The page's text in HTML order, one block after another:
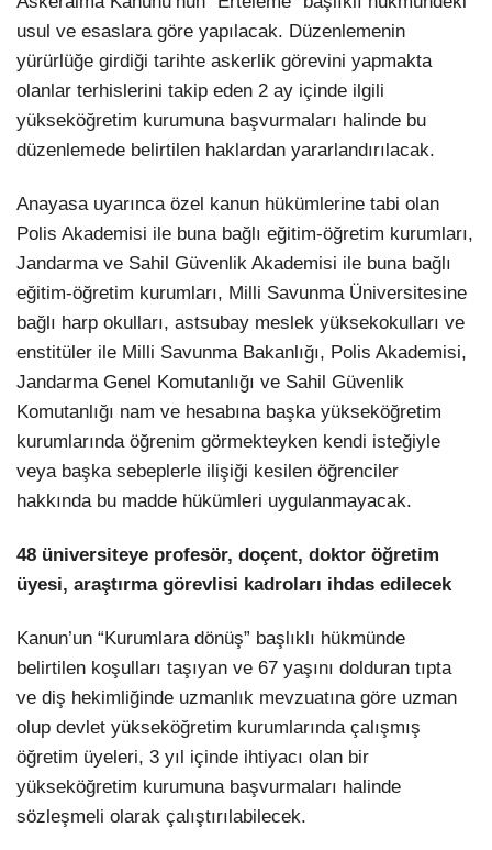
usul ve esaslara göre yapılacak. Düzenlemenin
yürürlüğe girdiği tarihte askerlik görevini yapmakta
olanlar terhislerini takip eden 2 ay içinde ilgili
yükseköğretim kurumuna başvurmaları halinde bu
düzenlemede belirtilen haklardan yararlandırılacak.
Anayasa uyarınca özel kanun hükümlerine tabi olan
Polis Akademisi ile buna bağlı eğitim-öğretim kurumları,
Jandarma ve Sahil Güvenlik Akademisi ile buna bağlı
eğitim-öğretim kurumları, Milli Savunma Üniversitesine
bağlı harp okulları, astsubay meslek yüksekokulları ve
enstitüler ile Milli Savunma Bakanlığı, Polis Akademisi,
Jandarma Genel Komutanlığı ve Sahil Güvenlik
Komutanlığı nam ve hesabına başka yükseköğretim
kurumlarında öğrenim görmekteyken kendi isteğiyle
veya başka sebeplerle ilişiği kesilen öğrenciler
hakkında bu madde hükümleri uygulanmayacak.
48 üniversiteye profesör, doçent, doktor öğretim
üyesi, araştırma görevlisi kadroları ihdas edilecek
Kanun’un “Kurumlara dönüş” başlıklı hükmünde
belirtilen koşulları taşıyan ve 67 yaşını dolduran tıpta
ve diş hekimliğinde uzmanlık mevzuatına göre uzman
olup devlet yükseköğretim kurumlarında çalışmış
öğretim üyeleri, 3 yıl içinde ihtiyacı olan bir
yükseköğretim kurumuna başvurmaları halinde
sözleşmeli olarak çalıştırılabilecek.